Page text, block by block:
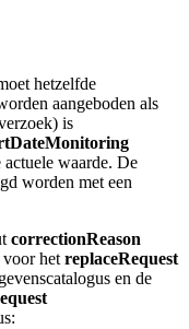
hetzelfde
aangeboden als
is
waarde. De
worden met een
correctionReason
voor het replaceRequest
en de